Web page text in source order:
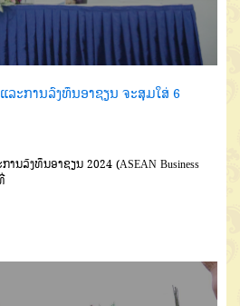
ະການລົງທຶນອາຊຽນ ຈະສຸມໃສ່ 6
ລົງທຶນອາຊຽນ 2024 (ASEAN Business